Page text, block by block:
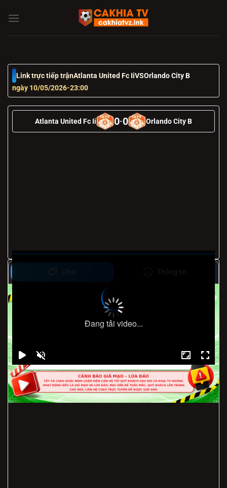
đến
Link trực tiếp trậnAtlanta United Fc IiVSOrlando City B
ngày 10/05/2026-23:00
Atlanta United Fc Ii 0-0 Orlando City B
Đang tải video...
Chat Thông tin